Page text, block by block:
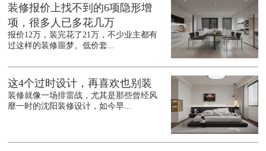
装修报价上找不到的6项隐形增
项，很多人已多花几万
报价12万，装完花了21万，不少业主都有
过这样的装修噩梦。低价套...
这4个过时设计，再喜欢也别装
装修就像一场排雷战，尤其是那些曾经风
靡一时的沈阳装修设计，如今早...